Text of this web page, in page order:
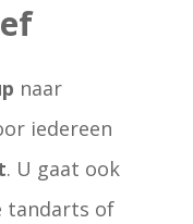
naar
iedereen
. U gaat ook
tandarts of